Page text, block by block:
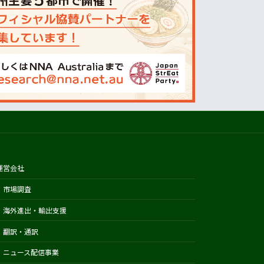
オーストラリアの天気(BOM)
ニュージーランドの天気(MetService)
プライスチェック
ウールワース
コールズ
IGA
その他
Austrade
Japan External Trade Organization
(JETRO)
Biosecurity Import Conditions
営会社
市場調査
海外進出・輸出支援
翻訳・通訳
ニュース配信事業